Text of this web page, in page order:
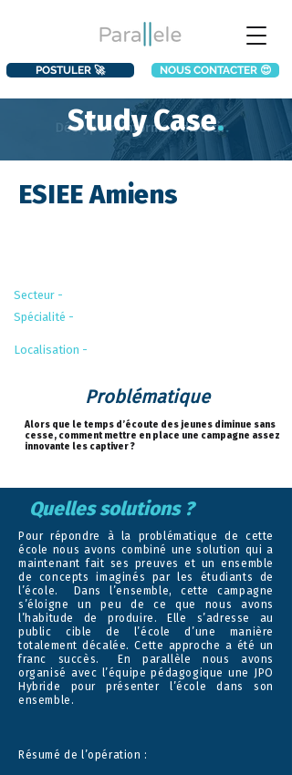
POSTULER 🚀 NOUS CONTACTER 😍
Study Case.
ESIEE Amiens
Secteur -
Spécialité -
Localisation -
Problématique
Alors que le temps d’écoute des jeunes diminue sans
cesse, comment mettre en place une campagne assez
innovante les captiver ?
Quelles solutions ?
Pour répondre à la problématique de cette
école nous avons combiné une solution qui a
maintenant fait ses preuves et un ensemble
de concepts imaginés par les étudiants de
l’école. Dans l’ensemble, cette campagne
s’éloigne un peu de ce que nous avons
l’habitude de produire. Elle s’adresse au
public cible de l’école d’une manière
totalement décalée. Cette approche a été un
franc succès. En parallèle nous avons
organisé avec l’équipe pédagogique une JPO
Hybride pour présenter l’école dans son
ensemble.
Résumé de l’opération :